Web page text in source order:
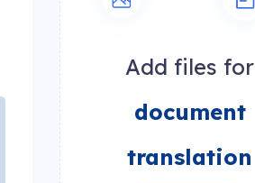
Add files for
document
translation